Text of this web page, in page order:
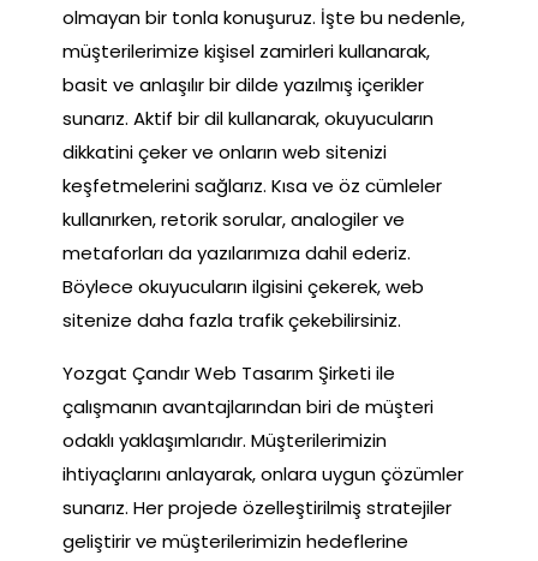
olmayan bir tonla konuşuruz. İşte bu nedenle,
müşterilerimize kişisel zamirleri kullanarak,
basit ve anlaşılır bir dilde yazılmış içerikler
sunarız. Aktif bir dil kullanarak, okuyucuların
dikkatini çeker ve onların web sitenizi
keşfetmelerini sağlarız. Kısa ve öz cümleler
kullanırken, retorik sorular, analogiler ve
metaforları da yazılarımıza dahil ederiz.
Böylece okuyucuların ilgisini çekerek, web
sitenize daha fazla trafik çekebilirsiniz.
Yozgat Çandır Web Tasarım Şirketi ile
çalışmanın avantajlarından biri de müşteri
odaklı yaklaşımlarıdır. Müşterilerimizin
ihtiyaçlarını anlayarak, onlara uygun çözümler
sunarız. Her projede özelleştirilmiş stratejiler
geliştirir ve müşterilerimizin hedeflerine